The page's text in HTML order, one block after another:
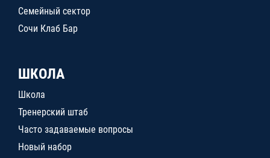
Семейный сектор
Сочи Клаб Бар
ШКОЛА
Школа
Тренерский штаб
Часто задаваемые вопросы
Новый набор